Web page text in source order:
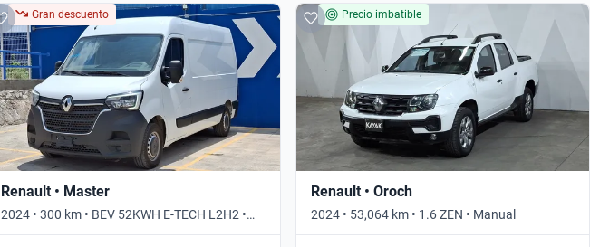
Gran descuento
Renault • Master
2024 • 300 km • BEV 52KWH E-TECH L2H2 •
Automático
Precio imbatible
Renault • Oroch
2024 • 53,064 km • 1.6 ZEN • Manual